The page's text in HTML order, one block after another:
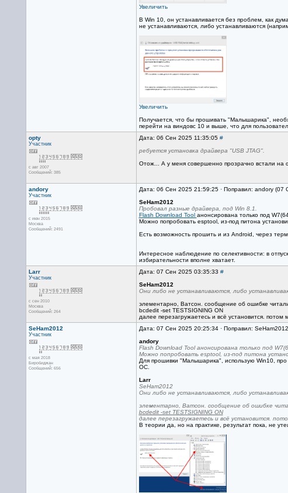
Увеличить
В Win 10, он устанавливается без проблем, как
не устанавливаются, либо устанавливаются
Увеличить
Получается, что бы прошивать "Малышарика",
перейти на виндовс 10 и выше, что для
opty
Участник
с авг 2007
Сообщений: 385
Дата: 06 Сен 2025 11:35:05 #
ребуется установка драйвера "USB JTAG".
Отож... А у меня совершенно прозрачно встали на
andory
Участник
с июн 2015
Москва
Сообщений: 2491
Дата: 06 Сен 2025 21:59:25 · Поправил: andory (07
SeHam2012
Пробовал разные драйвера, под Win 8.1.
Flash Download Tool анонсирована только под
Можно попробовать esptool, из-под питона
Есть возможность прошить и из Android, через
Интересное наблюдение по селективности: в
избирательности вполне хватает.
Larr
Участник
с сен 2010
Москва
Сообщений: 264
Дата: 07 Сен 2025 03:35:33 #
SeHam2012
Они либо не устанавливаются, либо
элементарно, Ватсон. сообщение об ошибке
bcdedit -set TESTSIGNING ON
далее перезагружаетесь и всё установится. потом
SeHam2012
Участник
с мая 2018
Биробиджан
Сообщений: 656
Дата: 07 Сен 2025 20:25:34 · Поправил:
andory
Flash Download Tool анонсирована только под
Можно попробовать esptool, из-под питона
Для прошивки "Малышарика", использую Win10,
ОС.
Larr
SeHam2012
Они либо не устанавливаются, либо
элементарно, Ватсон. сообщение об ошибке
bcdedit -set TESTSIGNING ON
далее перезагружаетесь и всё установится.
В теории да, но на практике, результат пока, не